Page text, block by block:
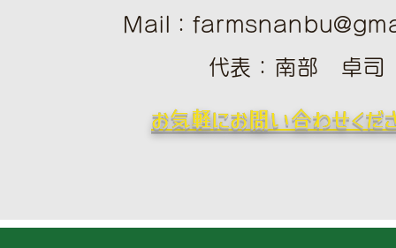
Mail：
​​代表：南部 卓司
お気軽にお問い合わせくだ